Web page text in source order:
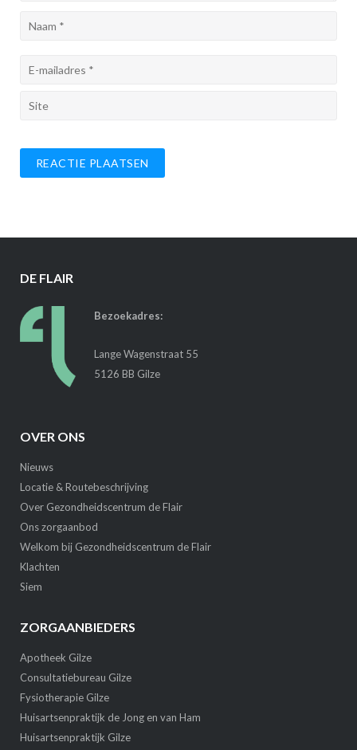
DE FLAIR
Bezoekadres:
Lange Wagenstraat 55
5126 BB Gilze
OVER ONS
Nieuws
Locatie & Routebeschrijving
Over Gezondheidscentrum de Flair
Ons zorgaanbod
Welkom bij Gezondheidscentrum de Flair
Klachten
Siem
ZORGAANBIEDERS
Apotheek Gilze
Consultatiebureau Gilze
Fysiotherapie Gilze
Huisartsenpraktijk de Jong en van Ham
Huisartsenpraktijk Gilze